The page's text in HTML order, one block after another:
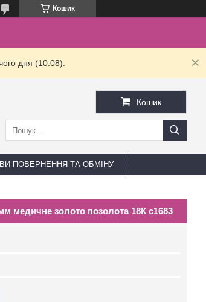
Кошик
дня (10.08).
Кошик
ПОВЕРНЕННЯ ТА ОБМІНУ
медичне золото позолота 18К с1683